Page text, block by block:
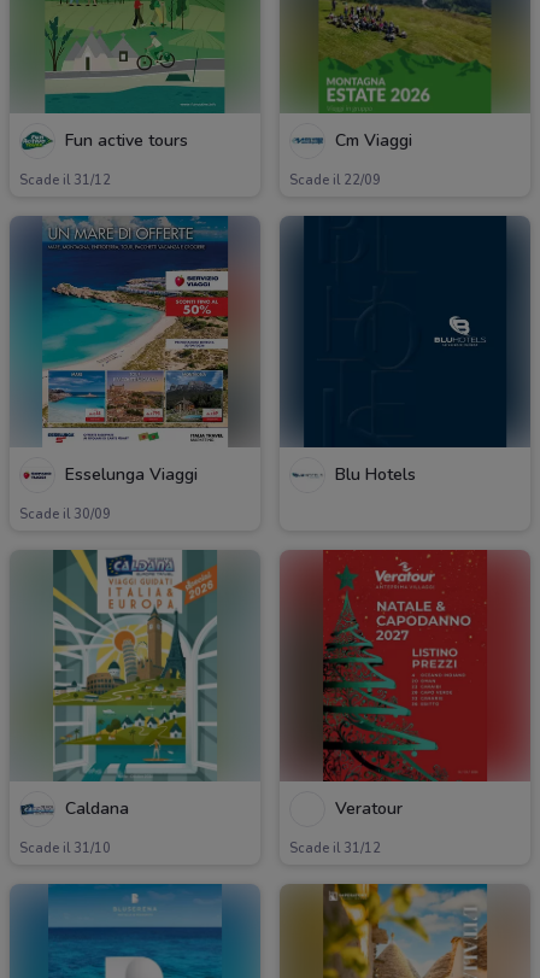
Fun active tours
Scade il 31/12
Cm Viaggi
Scade il 22/09
Esselunga Viaggi
Scade il 30/09
Blu Hotels
Caldana
Scade il 31/10
Veratour
Scade il 31/12